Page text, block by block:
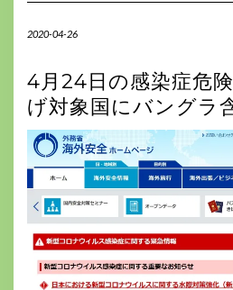
2020-04-26
4月24日の感染症危
げ対象国にバングラ